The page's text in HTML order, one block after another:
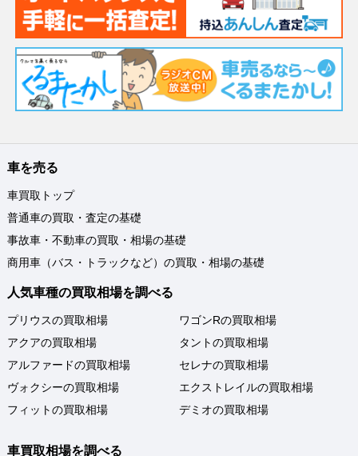
車を売る
車買取トップ
普通車の買取・査定の基礎
事故車・不動車の買取・相場の基礎
商用車（バス・トラックなど）の買取・相場の基礎
人気車種の買取相場を調べる
プリウスの買取相場
アクアの買取相場
アルファードの買取相場
ヴォクシーの買取相場
フィットの買取相場
ワゴンRの買取相場
タントの買取相場
セレナの買取相場
エクストレイルの買取相場
デミオの買取相場
車買取相場を調べる